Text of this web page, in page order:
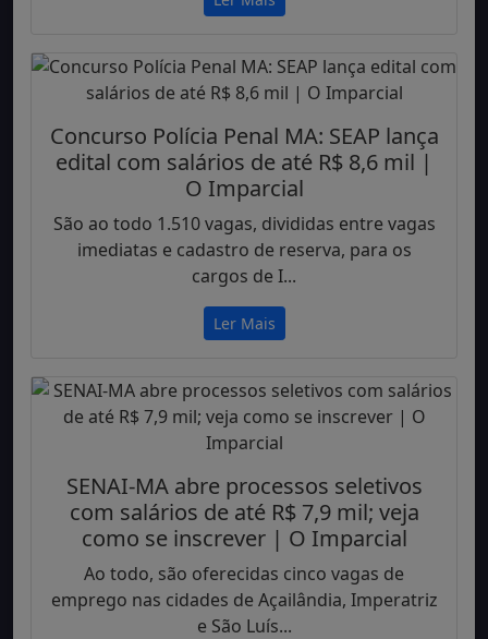
Concurso Polícia Penal MA: SEAP lança
edital com salários de até R$ 8,6 mil |
O Imparcial
São ao todo 1.510 vagas, divididas entre vagas
imediatas e cadastro de reserva, para os
cargos de I...
Ler Mais
SENAI-MA abre processos seletivos
com salários de até R$ 7,9 mil; veja
como se inscrever | O Imparcial
Ao todo, são oferecidas cinco vagas de
emprego nas cidades de Açailândia, Imperatriz
e São Luís...